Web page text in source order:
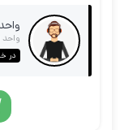
واحد
در